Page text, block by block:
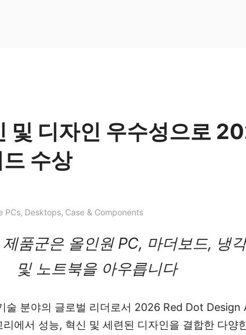
및 디자인 우수성으로
수상
PCs, Desktops, Case & Components
품군은 올인원 PC, 마더보드, 냉
및 노트북을 아우릅니다
술 분야의 글로벌 리더로서 2026 Red Dot Design
에서 성능, 혁신 및 세련된 디자인을 결합한 다양